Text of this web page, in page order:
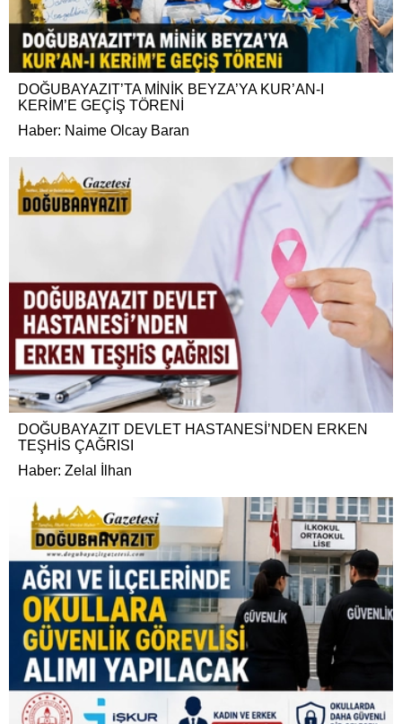
DOĞUBAYAZIT’TA MİNİK BEYZA’YA KUR’AN-I
KERİM’E GEÇİŞ TÖRENİ
Haber: Naime Olcay Baran
DOĞUBAYAZIT DEVLET HASTANESİ’NDEN ERKEN
TEŞHİS ÇAĞRISI
Haber: Zelal İlhan